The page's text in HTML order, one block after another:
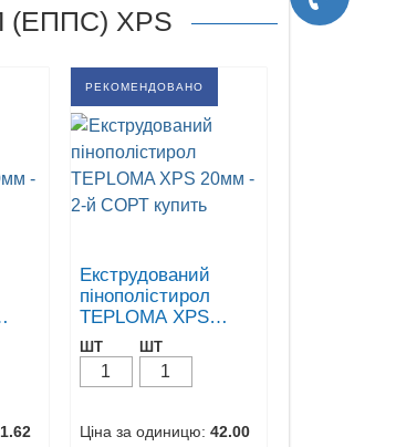
XPS
РЕКОМЕНДОВАНО
Екструдований
пінополістирол
TEPLOMA XPS
20мм - 2-й СОРТ
ШТ ШТ
Ціна за одиницю: 42.00